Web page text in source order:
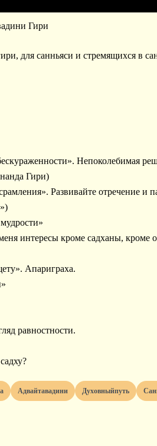
Гири
для санньяси и стремящихся в
Непоколебимая
Гири)
Развивайте отречение и
интересы кроме садханы, кроме
Апариграха.
равностности.
адвайтавадини духовныйпуть